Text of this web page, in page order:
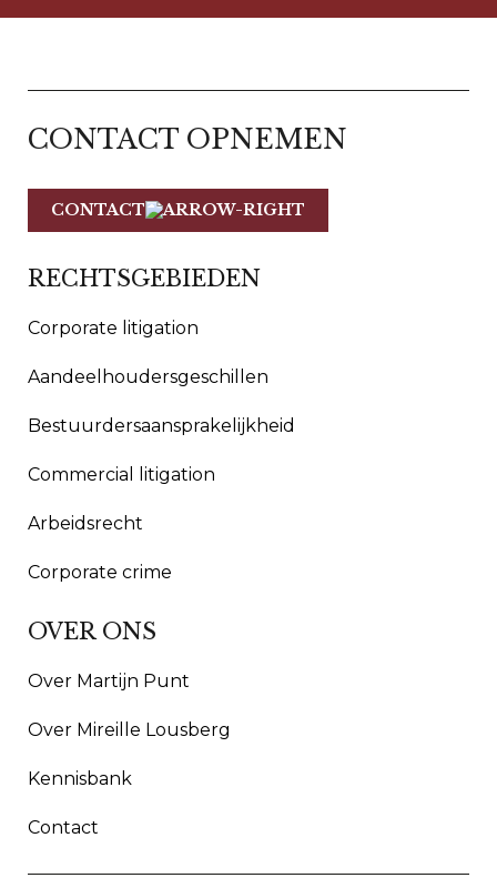
CONTACT OPNEMEN
CONTACT
RECHTSGEBIEDEN
Corporate litigation
Aandeelhoudersgeschillen
Bestuurdersaansprakelijkheid
Commercial litigation
Arbeidsrecht
Corporate crime
OVER ONS
Over Martijn Punt
Over Mireille Lousberg
Kennisbank
Contact